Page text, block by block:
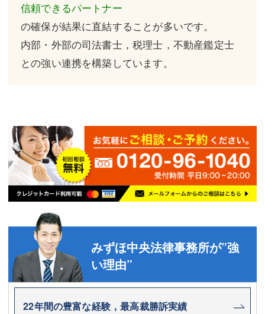
埼玉事務所 (さいたま市)
川口事務所（埼玉県川口市）
川口事務所（埼玉県川口市）
お問い合せフォーム
信頼できるパートナー
の確保が結果に直結することが多いです。
内部・外部の司法書士，税理士，不動産鑑定士
との強い連携を構築しています。
みずほ中央法律事務所が”強
い理由”
22年間の豊富な経験，最高裁勝訴実績